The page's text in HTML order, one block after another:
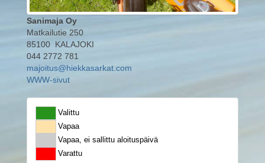
Sanimaja Oy
Matkailutie 250
85100 KALAJOKI
044 2772 781
majoitus@hiekkasarkat.com
WWW-sivut
Valittu
Vapaa
Vapaa, ei sallittu aloituspäivä
Varattu